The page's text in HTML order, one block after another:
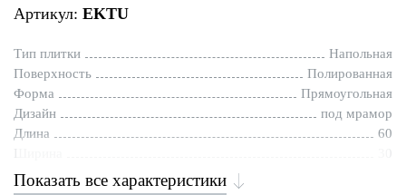
Артикул: EKTU
Тип плитки
Напольная
Поверхность
Полированная
Форма
Прямоугольная
Дизайн
под мрамор
Длина
60
Показать все характеристики